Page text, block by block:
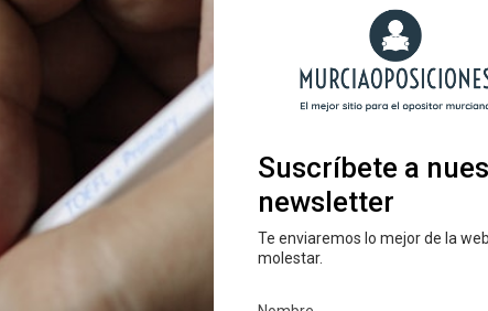
Glorieta para exigir la estabilización de todo el
de Murcia